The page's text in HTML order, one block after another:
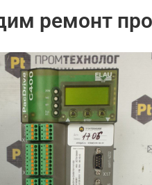
ремонт